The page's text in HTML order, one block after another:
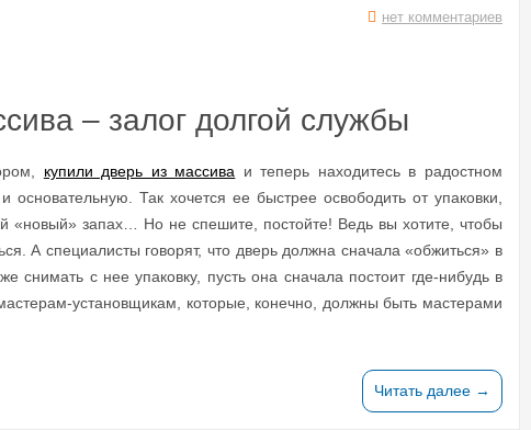
нет комментариев
– залог долгой службы
купили дверь из массива и теперь находитесь в радостном
Так хочется ее быстрее освободить от упаковки,
«новый» запах… Но не спешите, постойте! Ведь вы хотите, чтобы
А специалисты говорят, что дверь должна сначала «обжиться» в
с нее упаковку, пусть она сначала постоит где-нибудь в
установщикам, которые, конечно, должны быть мастерами
Читать далее →